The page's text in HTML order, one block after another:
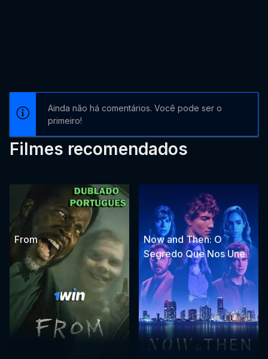
Ainda não há comentários. Você pode ser o
primeiro!
Filmes recomendados
From
Now and Then: O
Segredo Que Nos Une